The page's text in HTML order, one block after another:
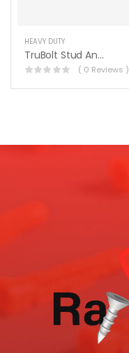
HEAVY DUTY
TruBolt Stud Anchors Hex Nut
( 0 Reviews )